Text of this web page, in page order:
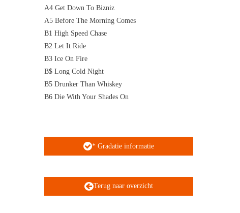
A4 Get Down To Bizniz
A5 Before The Morning Comes
B1 High Speed Chase
B2 Let It Ride
B3 Ice On Fire
B$ Long Cold Night
B5 Drunker Than Whiskey
B6 Die With Your Shades On
* Gradatie informatie
Terug naar overzicht